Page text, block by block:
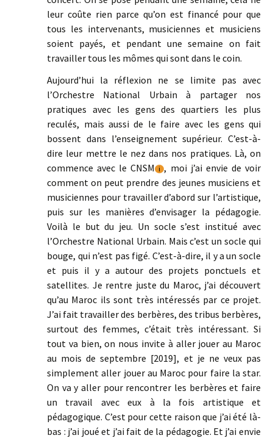
leur coûte rien parce qu’on est financé pour que
tous les intervenants, musiciennes et musiciens
soient payés, et pendant une semaine on fait
travailler tous les mômes qui sont dans le coin.
Aujourd’hui la réflexion ne se limite pas avec
l’Orchestre National Urbain à partager nos
pratiques avec les gens des quartiers les plus
reculés, mais aussi de le faire avec les gens qui
bossent dans l’enseignement supérieur. C’est-à-
dire leur mettre le nez dans nos pratiques. Là, on
commence avec le CNSM i , moi j’ai envie de voir
comment on peut prendre des jeunes musiciens et
musiciennes pour travailler d’abord sur l’artistique,
puis sur les manières d’envisager la pédagogie.
Voilà le but du jeu. Un socle s’est institué avec
l’Orchestre National Urbain. Mais c’est un socle qui
bouge, qui n’est pas figé. C’est-à-dire, il y a un socle
et puis il y a autour des projets ponctuels et
satellites. Je rentre juste du Maroc, j’ai découvert
qu’au Maroc ils sont très intéressés par ce projet.
J’ai fait travailler des berbères, des tribus berbères,
surtout des femmes, c’était très intéressant. Si
tout va bien, on nous invite à aller jouer au Maroc
au mois de septembre [2019], et je ne veux pas
simplement aller jouer au Maroc pour faire la star.
On va y aller pour rencontrer les berbères et faire
un travail avec eux à la fois artistique et
pédagogique. C’est pour cette raison que j’ai été là-
bas : j’ai joué et j’ai fait de la pédagogie. Et j’ai envie